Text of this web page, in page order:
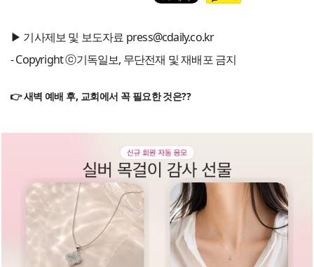
▶ 기사제보 및 보도자료 press@cdaily.co.kr
- Copyright ⓒ기독일보, 무단전재 및 재배포 금지
👉 새벽 예배 후, 교회에서 꼭 필요한 것은??